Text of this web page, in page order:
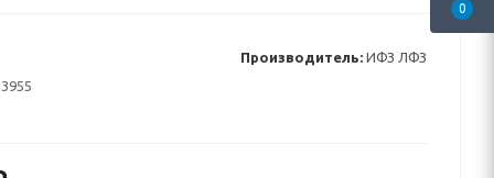
Производитель: ИФЗ ЛФЗ
0